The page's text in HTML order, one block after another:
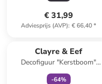
€ 31,99
Adviesprijs (AVP): € 66,40*
Clayre & Eef
Decofiguur "Kerstboom"
meerkleurig - (H)37 x Ø 11 cm
-64%